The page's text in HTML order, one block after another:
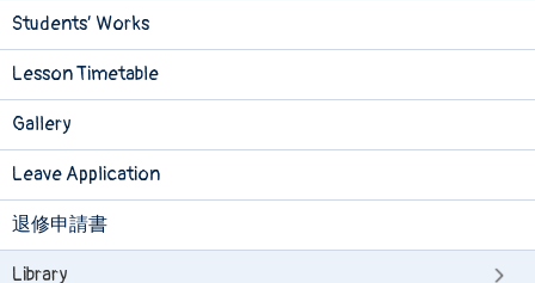
Students’ Works
Lesson Timetable
Gallery
Leave Application
退修申請書
Library